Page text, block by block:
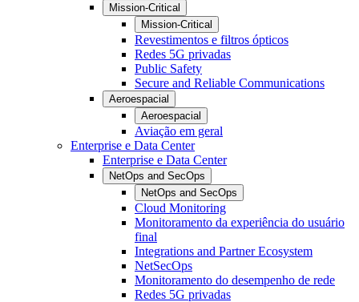
Mission-Critical
Mission-Critical
Revestimentos e filtros ópticos
Redes 5G privadas
Public Safety
Secure and Reliable Communications
Aeroespacial
Aeroespacial
Aviação em geral
Enterprise e Data Center
Enterprise e Data Center
NetOps and SecOps
NetOps and SecOps
Cloud Monitoring
Monitoramento da experiência do usuário
final
Integrations and Partner Ecosystem
NetSecOps
Monitoramento do desempenho de rede
Redes 5G privadas